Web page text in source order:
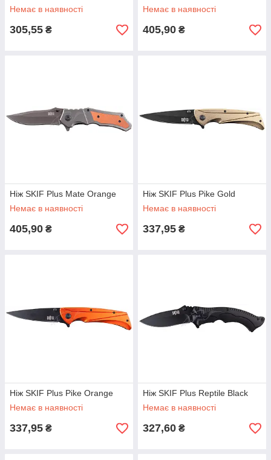
Немає в наявності
305,55 ₴
Немає в наявності
405,90 ₴
Ніж SKIF Plus Mate Orange
Немає в наявності
405,90 ₴
Ніж SKIF Plus Pike Gold
Немає в наявності
337,95 ₴
Ніж SKIF Plus Pike Orange
Немає в наявності
337,95 ₴
Ніж SKIF Plus Reptile Black
Немає в наявності
327,60 ₴